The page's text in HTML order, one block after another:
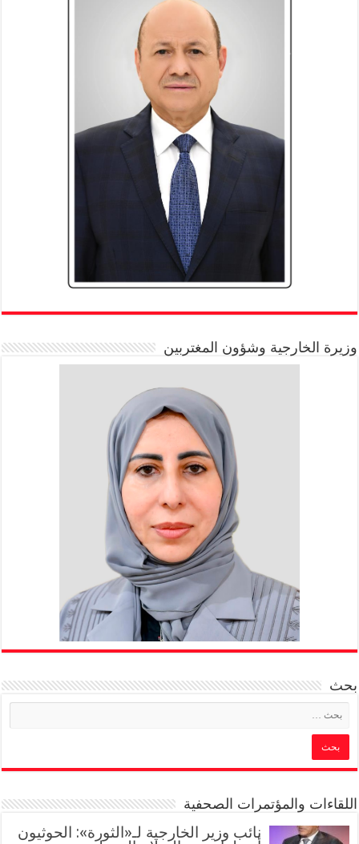
وزيرة الخارجية وشؤون المغتربين
بحث
اللقاءات والمؤتمرات الصحفية
‏نائب وزير الخارجية لـ«الثورة»: الحوثيون